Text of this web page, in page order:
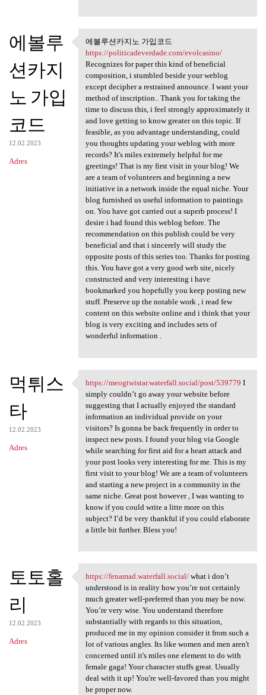
에볼루
션카지
노 가입
코드
12.02.2023
Adres
에볼루션카지노 가입코드 https:/
에볼루션카지노 가입코드
https://politicadeverdade.com/evolcasino/
Recognizes for paper this kind of beneficial
composition, i stumbled beside your weblog
except decipher a restrained announce. I want your
method of inscription.. Thank you for taking the
time to discuss this, i feel strongly approximately it
and love getting to know greater on this topic. If
feasible, as you advantage understanding, could
you thoughts updating your weblog with more
records? It's miles extremely helpful for me
greetings! That is my first visit in your blog! We
are a team of volunteers and beginning a new
initiative in a network inside the equal niche. Your
blog furnished us useful information to paintings
on. You have got carried out a superb process! I
desire i had found this weblog before. The
recommendation on this publish could be very
beneficial and that i sincerely will study the
opposite posts of this series too. Thanks for posting
this. You have got a very good web site, nicely
constructed and very interesting i have
bookmarked you hopefully you keep posting new
stuff. Preserve up the notable work , i read few
content on this website online and i think that your
blog is very exciting and includes sets of
wonderful information .
먹튀스
타
12.02.2023
Adres
https://meogtwistar.waterfall
https://meogtwistar.waterfall.social/post/539779 I
simply couldn’t go away your website before
suggesting that I actually enjoyed the standard
information an individual provide on your
visitors? Is gonna be back frequently in order to
inspect new posts. I found your blog via Google
while searching for first aid for a heart attack and
your post looks very interesting for me. This is my
first visit to your blog! We are a team of volunteers
and starting a new project in a community in the
same niche. Great post however , I was wanting to
know if you could write a litte more on this
subject? I’d be very thankful if you could elaborate
a little bit further. Bless you!
토토홀
리
12.02.2023
Adres
https://fenamad.waterfall
https://fenamad.waterfall.social/what i don’t
understood is in reality how you’re not certainly
much greater well-preferred than you may be now.
You’re very wise. You understand therefore
substantially with regards to this situation,
produced me in my opinion consider it from such a
lot of various angles. Its like women and men aren't
concerned until it's miles one element to do with
female gaga! Your character stuffs great. Usually
deal with it up! You're well-favored than you might
be proper now.